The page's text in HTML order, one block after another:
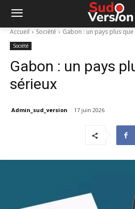
Accueil Société Gabon : un pays plus
Société
Gabon : un pays
sérieux
Admin_sud_version 17 juin 2026